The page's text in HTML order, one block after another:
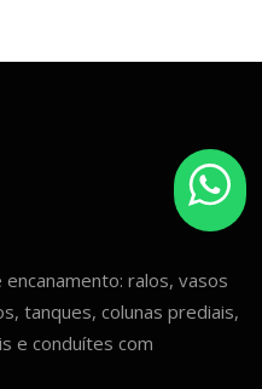
ralos, vasos
tanques, colunas prediais,
e conduítes com